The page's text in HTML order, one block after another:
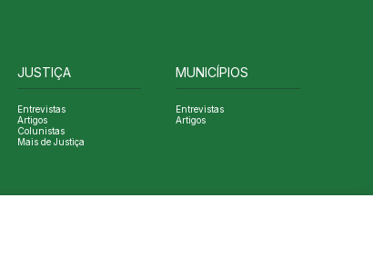
JUSTIÇA
Entrevistas
Artigos
Colunistas
Mais de Justiça
MUNICÍPIOS
Entrevistas
Artigos